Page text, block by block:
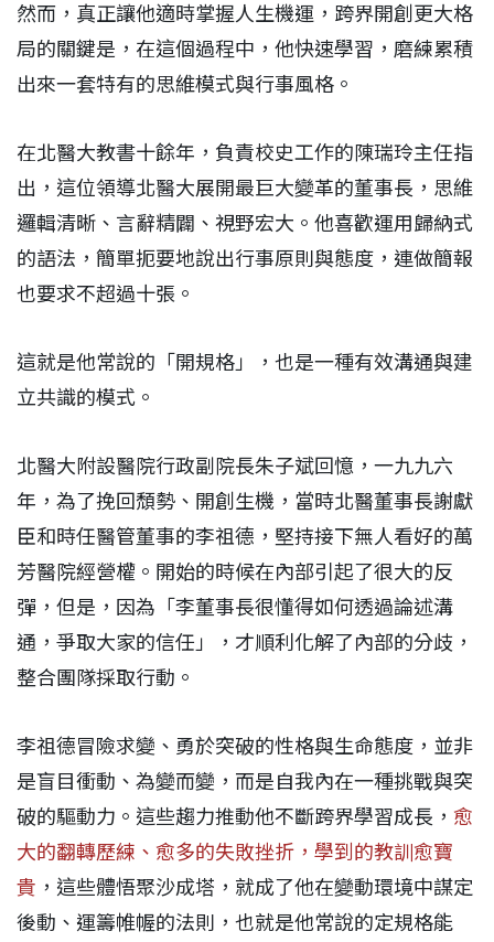
然而，真正讓他適時掌握人生機運，跨界開創更大格
局的關鍵是，在這個過程中，他快速學習，磨練累積
出來一套特有的思維模式與行事風格。
在北醫大教書十餘年，負責校史工作的陳瑞玲主任指
出，這位領導北醫大展開最巨大變革的董事長，思維
邏輯清晰、言辭精闢、視野宏大。他喜歡運用歸納式
的語法，簡單扼要地說出行事原則與態度，連做簡報
也要求不超過十張。
這就是他常說的「開規格」，也是一種有效溝通與建
立共識的模式。
北醫大附設醫院行政副院長朱子斌回憶，一九九六
年，為了挽回頹勢、開創生機，當時北醫董事長謝獻
臣和時任醫管董事的李祖德，堅持接下無人看好的萬
芳醫院經營權。開始的時候在內部引起了很大的反
彈，但是，因為「李董事長很懂得如何透過論述溝
通，爭取大家的信任」，才順利化解了內部的分歧，
整合團隊採取行動。
李祖德冒險求變、勇於突破的性格與生命態度，並非
是盲目衝動、為變而變，而是自我內在一種挑戰與突
破的驅動力。這些趨力推動他不斷跨界學習成長， 愈
大的翻轉歷練、愈多的失敗挫折，學到的教訓愈寶
貴 ，這些體悟聚沙成塔，就成了他在變動環境中謀定
後動、運籌帷幄的法則，也就是他常說的定規格能